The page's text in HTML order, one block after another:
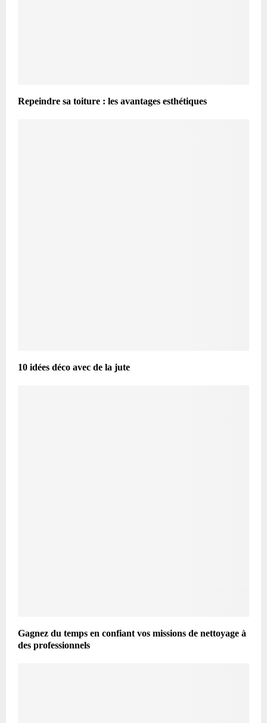
Repeindre sa toiture : les avantages esthétiques
10 idées déco avec de la jute
Gagnez du temps en confiant vos missions de nettoyage à
des professionnels